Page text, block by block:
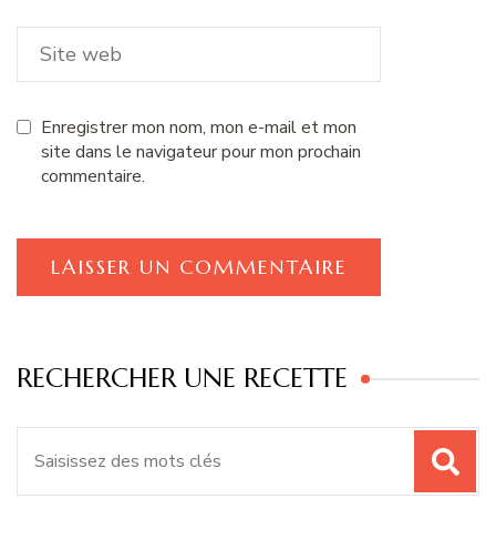
Enregistrer mon nom, mon e-mail et mon
site dans le navigateur pour mon prochain
commentaire.
RECHERCHER UNE RECETTE